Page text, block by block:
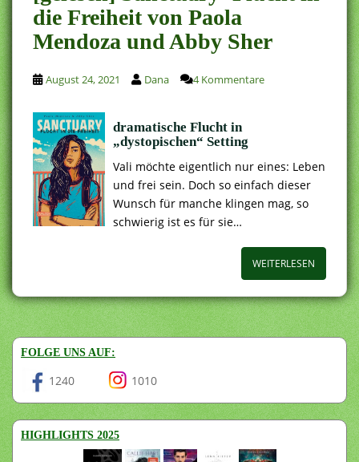
e
n
t
die Freiheit von Paola
Mendoza und Abby Sher
August 24, 2021 Dana 4 Kommentare
dramatische Flucht in
„dystopischen“ Setting
Vali möchte eigentlich nur eines: Leben
und frei sein. Doch so einfach dieser
Wunsch für manche klingen mag, so
schwierig ist es für sie…
WEITERLESEN
FOLGE UNS AUF:
1240 1010
HIGHLIGHTS 2025